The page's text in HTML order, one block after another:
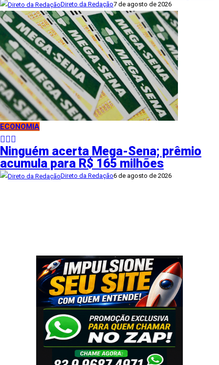
Direto da Redação7 de agosto de 2026
ECONOMIA
Ninguém acerta Mega-Sena; prêmio
acumula para R$ 165 milhões
Direto da Redação6 de agosto de 2026